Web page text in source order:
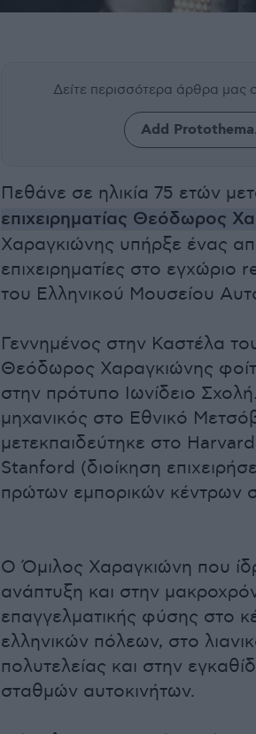
Δείτε περισσότερα άρθρα μας
Add
Πεθάνε σε ηλικία 75 ετών
επιχειρηματίας Θεόδωρος
Χαραγκιώνης υπήρξε ένας
επιχειρηματίες στο εγχώριο
του Ελληνικού Μουσείου
Γεννημένος στην Καστέλα
Θεόδωρος Χαραγκιώνης
στην πρότυπο Ιωνίδειο
μηχανικός στο Εθνικό
μετεκπαιδεύτηκε στο
Stanford (διοίκηση
πρώτων εμπορικών κέντρων
Ο Όμιλος Χαραγκιώνη που
ανάπτυξη και στην
επαγγελματικής φύσης στο
ελληνικών πόλεων, στο
πολυτελείας και στην
σταθμών αυτοκινήτων.